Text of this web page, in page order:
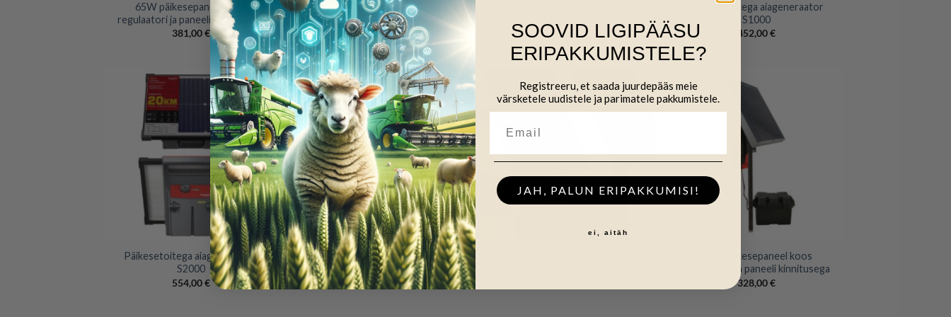
65W päikesepaneel koos
regulaatori ja paneeli kinnitusega
381,00€
Päikesetoitega aiageneraator S150
281,00€
381,00€
Päikesetoitega aiageneraator
S1000
452,00€
Päikesetoitega aiageneraator
S2000
554,00€
Päikesetoitega aiageneraator
S3500
762,00€
18W päikesepaneel koos
regulaatori ja paneeli kinnitusega
328,00€
SOOVID LIGIPÄÄSU
ERIPAKKUMISTELE?
Registreeru, et saada juurdepääs meie
värsketele uudistele ja parimatele pakkumistele.
JAH, PALUN ERIPAKKUMISI!
ei, aitäh